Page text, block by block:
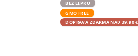
BEZ LEPKU
GMO FREE
DOPRAVA ZDARMA NAD 39,90 €